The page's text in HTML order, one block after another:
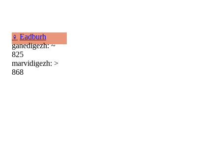
♀ Eadburh
ganedigezh: ~
825
marvidigezh: >
868